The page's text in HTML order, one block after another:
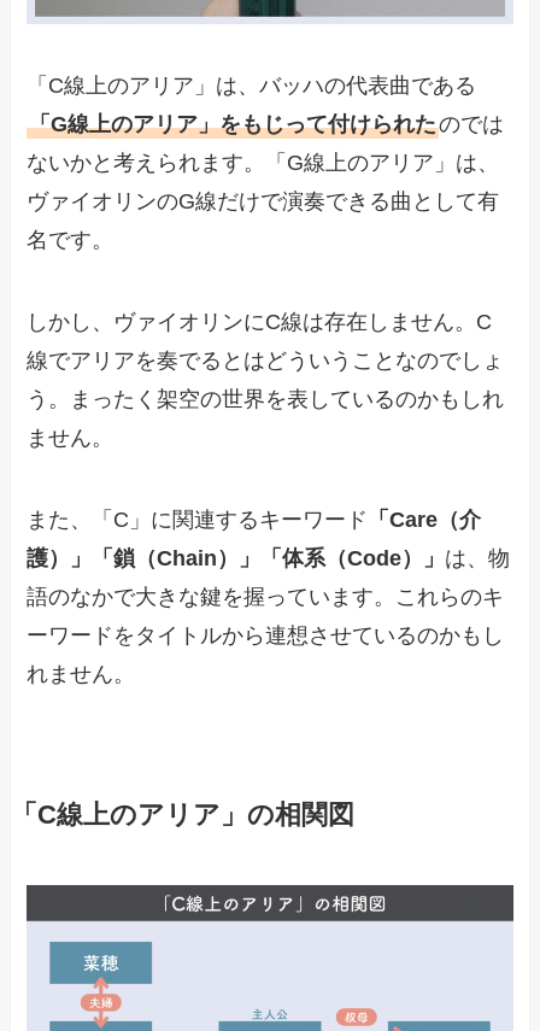
「C線上のアリア」は、バッハの代表曲である
「G線上のアリア」をもじって付けられたのでは
ないかと考えられます。「G線上のアリア」は、
ヴァイオリンのG線だけで演奏できる曲として有
名です。
しかし、ヴァイオリンにC線は存在しません。C
線でアリアを奏でるとはどういうことなのでしょ
う。まったく架空の世界を表しているのかもしれ
ません。
また、「C」に関連するキーワード 「Care（介
護）」「鎖（Chain）」「体系（Code）」 は、物
語のなかで大きな鍵を握っています。これらのキ
ーワードをタイトルから連想させているのかもし
れません。
「C線上のアリア」の相関図